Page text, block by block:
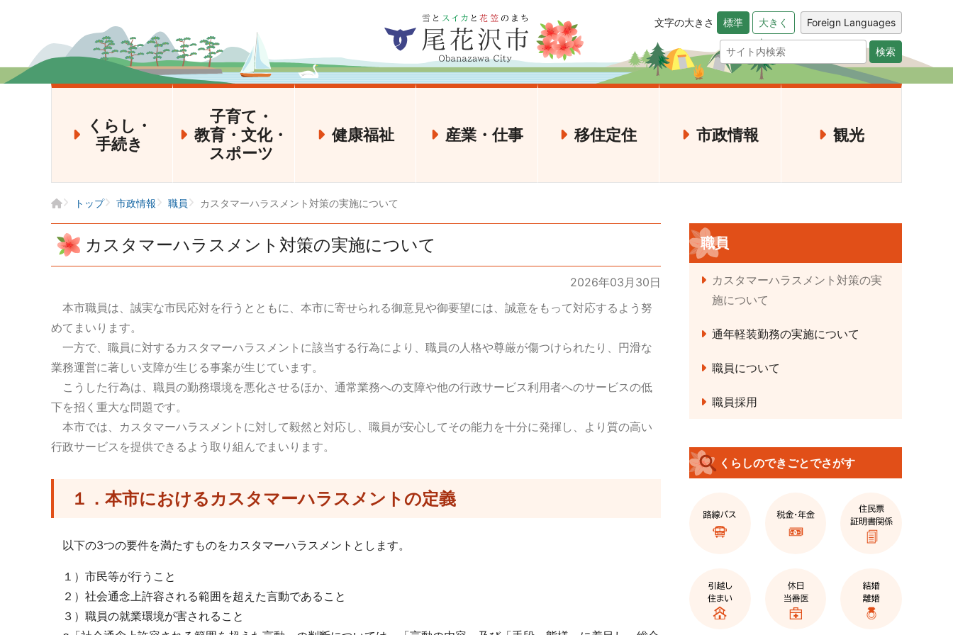
文字の大きさ 標準 大きく Foreign Languages
検索
くらし・
手続き
子育て・
教育・文化・
スポーツ
健康福祉 産業・仕事 移住定住 市政情報 観光
トップ 市政情報 職員 カスタマーハラスメント対策の実施について
カスタマーハラスメント対策の実施について
2026年03月30日
本市職員は、誠実な市民応対を行うとともに、本市に寄せられる御意見や御要望には、誠意をもって対応するよう努
めてまいります。
一方で、職員に対するカスタマーハラスメントに該当する行為により、職員の人格や尊厳が傷つけられたり、円滑な
業務運営に著しい支障が生じる事案が生じています。
こうした行為は、職員の勤務環境を悪化させるほか、通常業務への支障や他の行政サービス利用者へのサービスの低
下を招く重大な問題です。
本市では、カスタマーハラスメントに対して毅然と対応し、職員が安心してその能力を十分に発揮し、より質の高い
行政サービスを提供できるよう取り組んでまいります。
１．本市におけるカスタマーハラスメントの定義
以下の3つの要件を満たすものをカスタマーハラスメントとします。
１）市民等が行うこと
２）社会通念上許容される範囲を超えた言動であること
３）職員の就業環境が害されること
職員
カスタマーハラスメント対策の実
施について
通年軽装勤務の実施について
職員について
職員採用
くらしのできごとでさがす